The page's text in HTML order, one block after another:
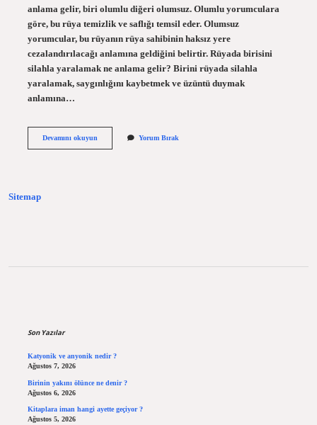
anlama gelir, biri olumlu diğeri olumsuz. Olumlu yorumculara
göre, bu rüya temizlik ve saflığı temsil eder. Olumsuz
yorumcular, bu rüyanın rüya sahibinin haksız yere
cezalandırılacağı anlamına geldiğini belirtir. Rüyada birisini
silahla yaralamak ne anlama gelir? Birini rüyada silahla
yaralamak, saygınlığını kaybetmek ve üzüntü duymak
anlamına…
Devamını okuyunRüyada
Yorum Bırak
Sitemap
Son Yazılar
Katyonik ve anyonik nedir ?
Ağustos 7, 2026
Birinin yakını ölünce ne denir ?
Ağustos 6, 2026
Kitaplara iman hangi ayette geçiyor ?
Ağustos 5, 2026